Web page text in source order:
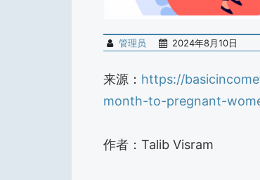
管理员 2024年8月10日
来源： https://
month-to-pregnant-
作者：Talib Visram